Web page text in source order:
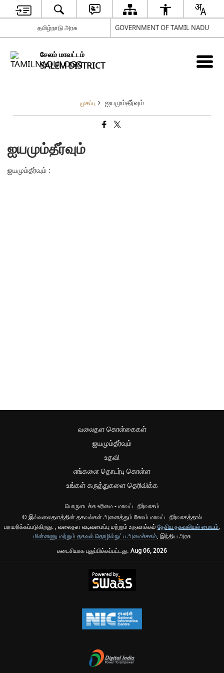
தமிழ்நாடு அரசு GOVERNMENT OF TAMIL NADU
சேலம் மாவட்டம்
SALEM DISTRICT
முகப்பு ஐயமும்தீர்வும்
ஐயமும்தீர்வும்
ஐயமும்தீர்வும் :
வலைதள கொள்கைகள்
ஐயமும்தீர்வும்
உதவி
எங்களை தொடர்பு கொள்ள
உங்கள் கருத்துகளை தெரிவிக்க
பொருளடக்க உரிமை - மாவட்ட நிர்வாகம்
© இவ்வலைதளத்தின் தகவல்கள் அனைத்தும் சேலம் மாவட்ட நிர்வாகத்தால்
பராமரிக்கப்படுகிறது. , வலைதள வடிவமைப்பு மற்றும் உருவாக்கம் தேசிய தகவலியல் மையம்,
மின்னணு மற்றும் தகவல் தொழில்நுட்ப அமைச்சகம், இந்திய அரசு
கடைசியாக புதுப்பிக்கப்பட்டது: Aug 06, 2026